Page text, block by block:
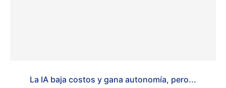
La IA baja costos y gana autonomía, pero...